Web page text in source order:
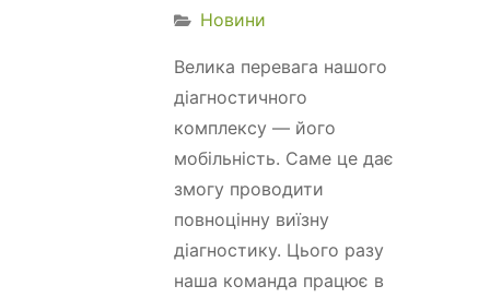
Новини
Велика перевага нашого
діагностичного
комплексу — його
мобільність. Саме це дає
змогу проводити
повноцінну виїзну
діагностику. Цього разу
наша команда працює в